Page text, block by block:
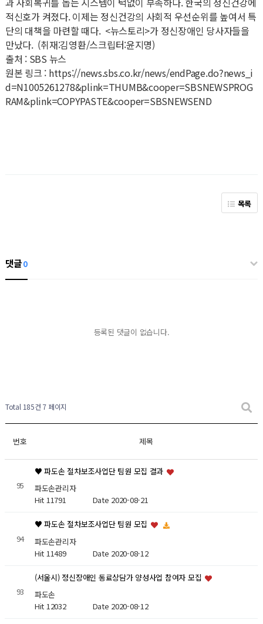
적신호가 켜졌다. 이제는 정신건강의 사회적 우선순위를 높여서 특
단의 대책을 마련할 때다. <뉴스토리>가 정신장애인 당사자들을
만났다. (취재:김영환/스크립터:윤지명)
출처 : SBS 뉴스
원본 링크 : https://news.sbs.co.kr/news/endPage.do?news_i
d=N1005261278&plink=THUMB&cooper=SBSNEWSPROG
RAM&plink=COPYPASTE&cooper=SBSNEWSEND
목록
댓글0
등록된 댓글이 없습니다.
Total 185건 7 페이지
번호 제목
95
♥ 파도손 절차보조사업단 팀원 모집 결과
파도손관리자
Hit 11791 Date 2020-08-21
94
♥ 파도손 절차보조사업단 팀원 모집
파도손관리자
Hit 11489 Date 2020-08-12
93
(서울시) 정신장애인 동료상담가 양성사업 참여자 모집
파도손
Hit 12032 Date 2020-08-12